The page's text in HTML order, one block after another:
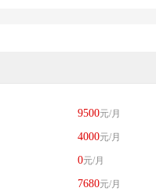
9500元/月
4000元/月
0元/月
7680元/月